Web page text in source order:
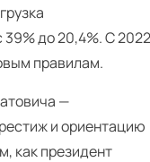
до 20,4%. С 2022
правилам.
—
и ориентацию
как президент